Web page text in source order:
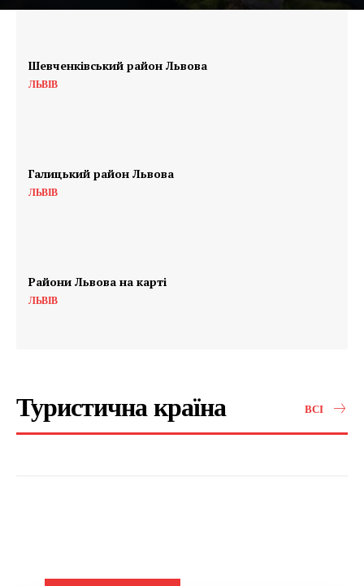
Шевченківський район Львова
ЛЬВІВ
Галицький район Львова
ЛЬВІВ
Райони Львова на карті
ЛЬВІВ
Туристична країна ВСІ